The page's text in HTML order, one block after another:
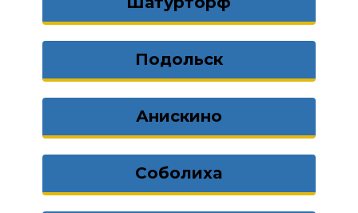
Подольск
Анискино
Соболиха